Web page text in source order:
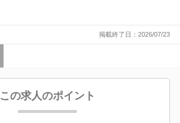
掲載終了日：2026/07/23
この求人のポイント